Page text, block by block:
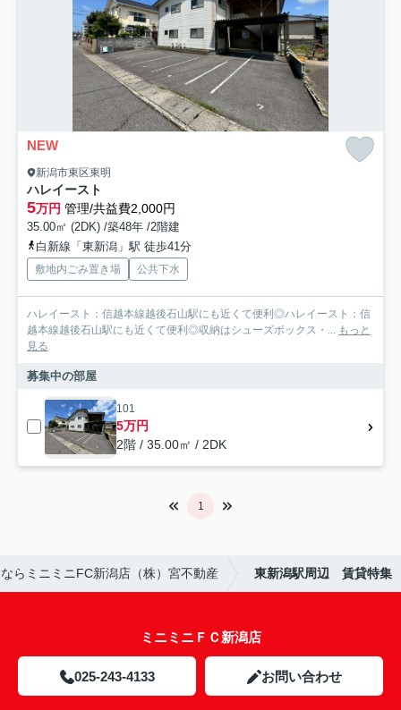
NEW
新潟市東区東明
ハレイースト
5万円 管理/共益費2,000円
35.00㎡ (2DK) /築48年 /2階建
白新線「東新潟」駅 徒歩41分
敷地内ごみ置き場 公共下水
ハレイースト：信越本線越後石山駅にも近くて便利◎ハレイースト：信
越本線越後石山駅にも近くて便利◎収納はシューズボックス・...
もっと
見る
募集中の部屋
101
5万円
2階 / 35.00㎡ / 2DK
1
らミニミニFC新潟店（株）宮不動産 東新潟駅周辺 賃貸特集
ミニミニＦＣ新潟店
025-243-4133 お問い合わせ